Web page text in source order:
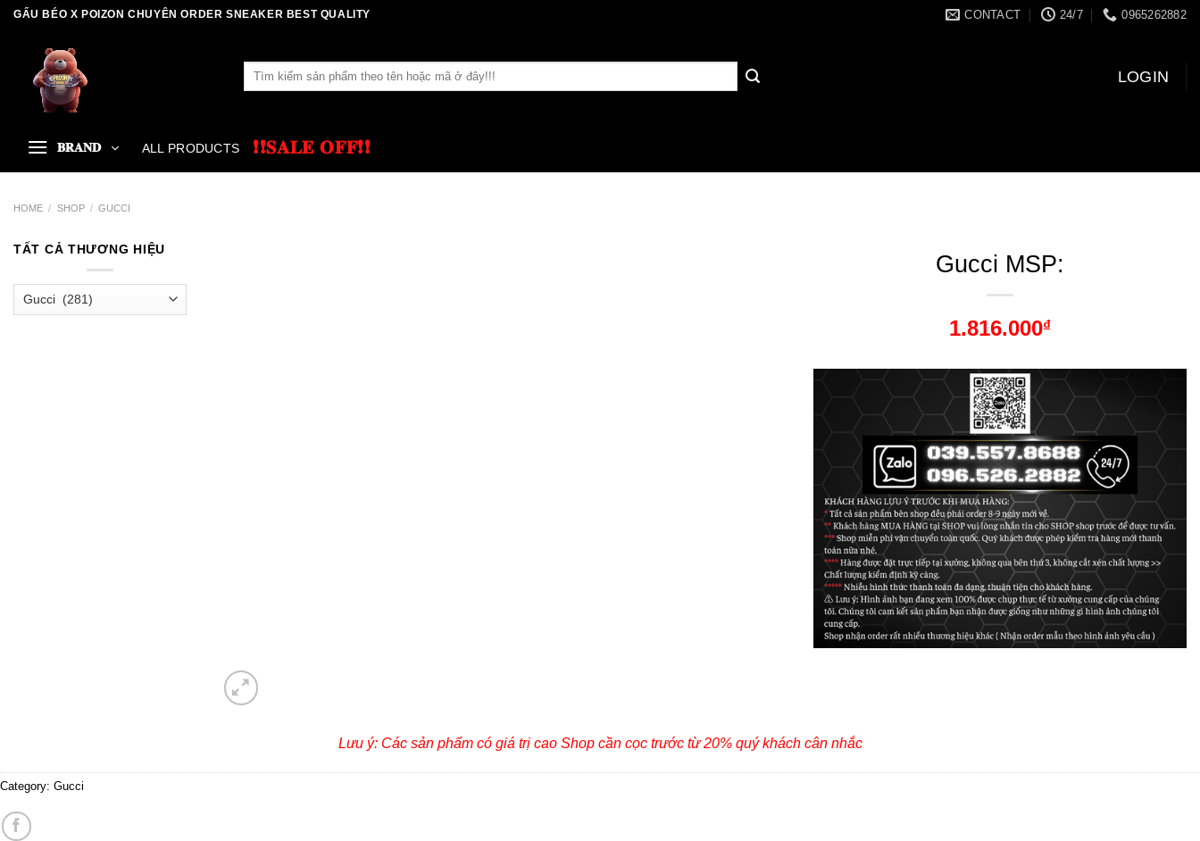
Skip
content
GẤU BÉO X POIZON CHUYÊN ORDER SNEAKER BEST QUALITY CONTACT 24/7 0965262882
Search
LOGIN
𝐁𝐑𝐀𝐍𝐃 ALL PRODUCTS ❗❗𝐒𝐀𝐋𝐄 𝐎𝐅𝐅❗❗
HOME / SHOP / GUCCI
TẤT CẢ THƯƠNG HIỆU
Gucci MSP:
1.816.000₫
Lưu ý: Các sản phẩm có giá trị cao Shop cần cọc trước từ 20% quý khách cân nhắc
Category: Gucci